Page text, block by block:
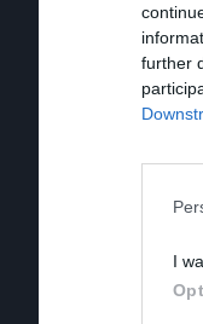
further
I